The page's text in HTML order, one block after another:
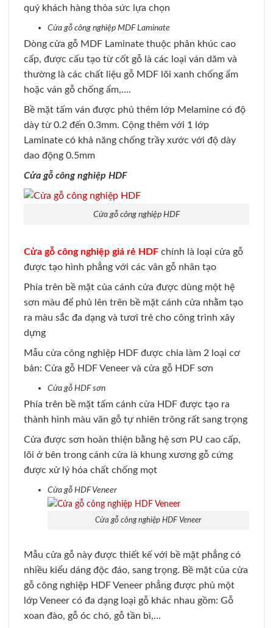
quý khách hàng thỏa sức lựa chọn
Cửa gỗ công nghiệp MDF Laminate
Dòng cửa gỗ MDF Laminate thuộc phân khúc cao
cấp, được cấu tạo từ cốt gỗ là các loại ván dăm và
thường là các chất liệu gỗ MDF lõi xanh chống ẩm
hoặc ván gỗ chống ẩm,….
Bề mặt tấm ván được phủ thêm lớp Melamine có độ
dày từ 0.2 đến 0.3mm. Cộng thêm với 1 lớp
Laminate có khả năng chống trầy xước với độ dày
dao động 0.5mm
Cửa gỗ công nghiệp HDF
Cửa gỗ công nghiệp HDF
Cửa gỗ công nghiệp giá rẻ HDF chính là loại cửa gỗ
được tạo hình phẳng với các vân gỗ nhân tạo
Phía trên bề mặt của cánh cửa được dùng một hệ
sơn màu để phủ lên trên bề mặt cánh cửa nhằm tạo
ra màu sắc đa dạng và tươi trẻ cho công trình xây
dựng
Mẫu cửa công nghiệp HDF được chia làm 2 loại cơ
bản: Cửa gỗ HDF Veneer và cửa gỗ HDF sơn
Cửa gỗ HDF sơn
Phía trên bề mặt tấm cánh cửa HDF được tạo ra
thành hình màu vân gỗ tự nhiên trông rất sang trọng
Cửa được sơn hoàn thiện bằng hệ sơn PU cao cấp,
lõi ở bên trong cánh cửa là khung xương gỗ cứng
được xử lý hóa chất chống mọt
Cửa gỗ HDF Veneer
Cửa gỗ công nghiệp HDF Veneer
Mẫu cửa gỗ này được thiết kế với bề mặt phẳng có
nhiều kiểu dáng độc đáo, sang trọng. Bề mặt của cửa
gỗ công nghiệp HDF Veneer phẳng được phủ một
lớp Veneer có đa dạng loại gỗ khác nhau gồm: Gỗ
xoan đào, gỗ óc chó, gỗ tần bì,…